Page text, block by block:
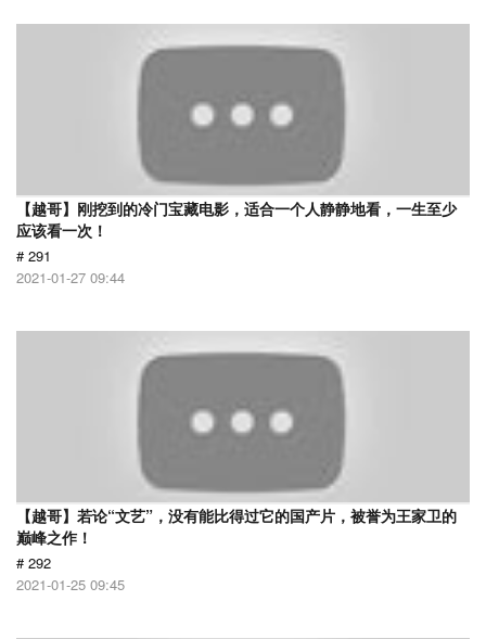
【越哥】刚挖到的冷门宝藏电影，适合一个人静静地看，一生至少
应该看一次！
# 291
2021-01-27 09:44
【越哥】若论“文艺”，没有能比得过它的国产片，被誉为王家卫的
巅峰之作！
# 292
2021-01-25 09:45